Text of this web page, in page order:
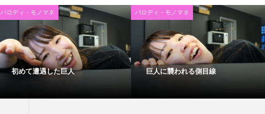
パロディ・モノマネ
初めて遭遇した巨人
パロディ・モノマネ
巨人に襲われる側目線